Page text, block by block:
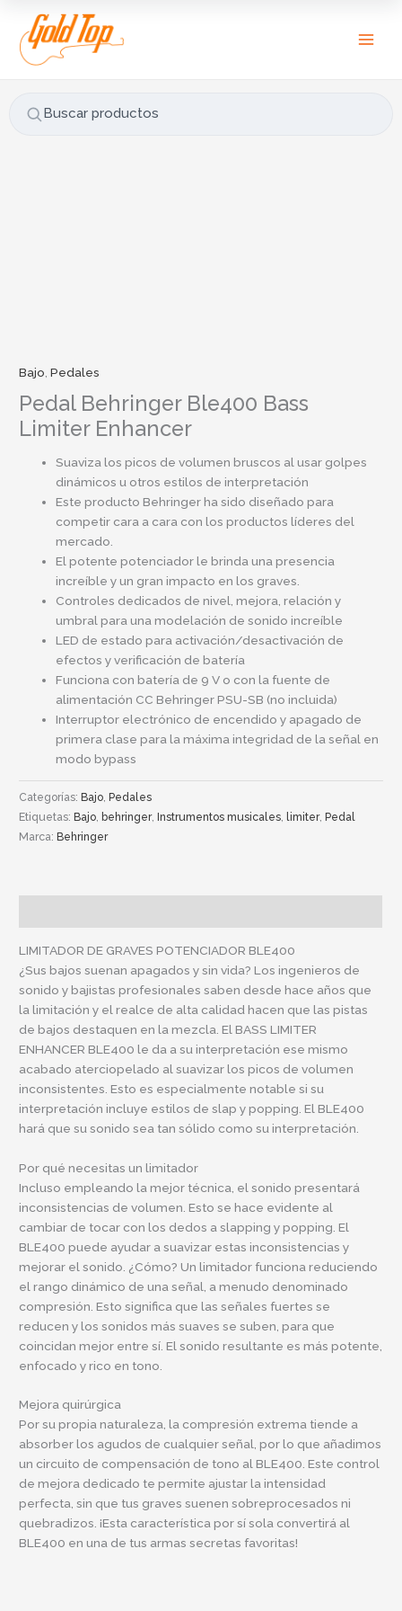
contenido
Buscar productos
u
s
Bajo,Pedales
Pedal Behringer Ble400 Bass
Limiter Enhancer
Suaviza los picos de volumen bruscos al usar golpes
dinámicos u otros estilos de interpretación
Este producto Behringer ha sido diseñado para
competir cara a cara con los productos líderes del
mercado.
El potente potenciador le brinda una presencia
increíble y un gran impacto en los graves.
Controles dedicados de nivel, mejora, relación y
umbral para una modelación de sonido increíble
LED de estado para activación/desactivación de
efectos y verificación de batería
Funciona con batería de 9 V o con la fuente de
alimentación CC Behringer PSU-SB (no incluida)
Interruptor electrónico de encendido y apagado de
primera clase para la máxima integridad de la señal en
modo bypass
Categorías:Bajo ,Pedales
Etiquetas:Bajo ,behringer,Instrumentos musicales ,limiter,Pedal
Marca:Behringer
LIMITADOR DE GRAVES POTENCIADOR BLE400
¿Sus bajos suenan apagados y sin vida? Los ingenieros de
sonido y bajistas profesionales saben desde hace años que
la limitación y el realce de alta calidad hacen que las pistas
de bajos destaquen en la mezcla. El BASS LIMITER
ENHANCER BLE400 le da a su interpretación ese mismo
acabado aterciopelado al suavizar los picos de volumen
inconsistentes. Esto es especialmente notable si su
interpretación incluye estilos de slap y popping. El BLE400
hará que su sonido sea tan sólido como su interpretación.
Por qué necesitas un limitador
Incluso empleando la mejor técnica, el sonido presentará
inconsistencias de volumen. Esto se hace evidente al
cambiar de tocar con los dedos a slapping y popping. El
BLE400 puede ayudar a suavizar estas inconsistencias y
mejorar el sonido. ¿Cómo? Un limitador funciona reduciendo
el rango dinámico de una señal, a menudo denominado
compresión. Esto significa que las señales fuertes se
reducen y los sonidos más suaves se suben, para que
coincidan mejor entre sí. El sonido resultante es más potente,
enfocado y rico en tono.
Mejora quirúrgica
Por su propia naturaleza, la compresión extrema tiende a
absorber los agudos de cualquier señal, por lo que añadimos
un circuito de compensación de tono al BLE400. Este control
de mejora dedicado te permite ajustar la intensidad
perfecta, sin que tus graves suenen sobreprocesados ​​ni
quebradizos. ¡Esta característica por sí sola convertirá al
BLE400 en una de tus armas secretas favoritas!